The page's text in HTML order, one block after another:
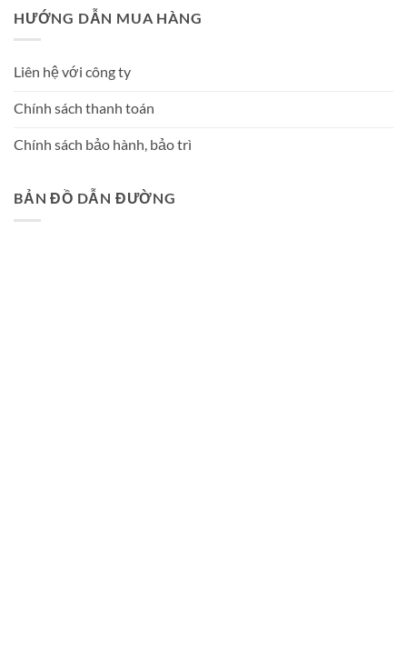
HƯỚNG DẪN MUA HÀNG
Liên hệ với công ty
Chính sách thanh toán
Chính sách bảo hành, bảo trì
BẢN ĐỒ DẪN ĐƯỜNG